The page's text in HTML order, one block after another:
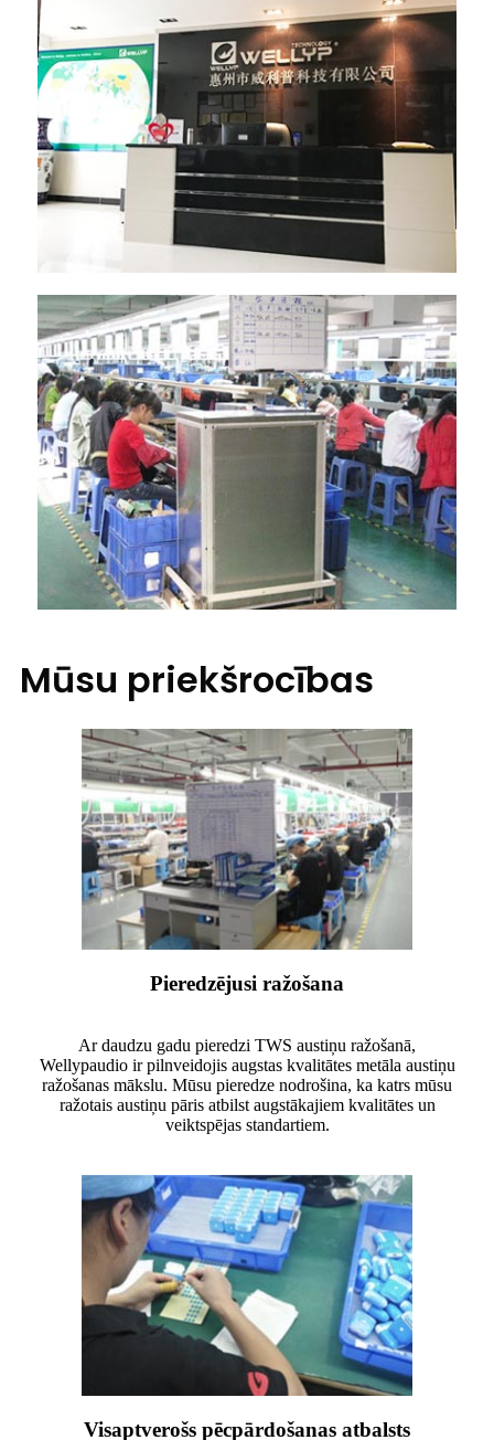
Mūsu priekšrocības
Pieredzējusi ražošana
Ar daudzu gadu pieredzi TWS austiņu ražošanā,
Wellypaudio ir pilnveidojis augstas kvalitātes metāla austiņu
ražošanas mākslu. Mūsu pieredze nodrošina, ka katrs mūsu
ražotais austiņu pāris atbilst augstākajiem kvalitātes un
veiktspējas standartiem.
Visaptverošs pēcpārdošanas atbalsts